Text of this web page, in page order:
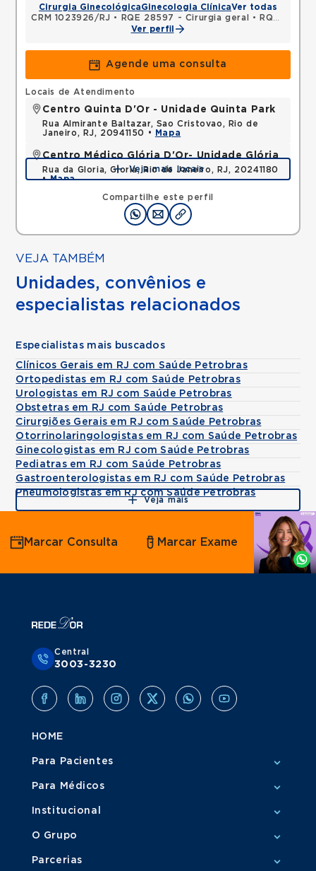
Cirurgia GinecológicaGinecologia ClínicaVer todas
CRM 1023926/RJ • RQE 28597 - Cirurgia geral •
RQE 42354 - Ginecologia e obstetrícia
Ver perfil
Agende uma consulta
Compartilhe este perfil
Locais de Atendimento
Centro Quinta D'Or - Unidade Quinta Park
Rua Almirante Baltazar, Sao Cristovao, Rio de
Janeiro, RJ, 20941150 •
Mapa
Centro Médico Glória D'Or- Unidade Glória
Rua da Gloria, Gloria, Rio de Janeiro, RJ, 20241180
•Mapa
Veja mais locais
VEJA TAMBÉM
Unidades, convênios e
especialistas relacionados
Especialistas mais buscados
Clínicos Gerais em RJ com Saúde Petrobras
Ortopedistas em RJ com Saúde Petrobras
Urologistas em RJ com Saúde Petrobras
Obstetras em RJ com Saúde Petrobras
Cirurgiões Gerais em RJ com Saúde Petrobras
Otorrinolaringologistas em RJ com Saúde Petrobras
Ginecologistas em RJ com Saúde Petrobras
Pediatras em RJ com Saúde Petrobras
Gastroenterologistas em RJ com Saúde Petrobras
Pneumologistas em RJ com Saúde Petrobras
Veja mais
Agende
por
Whatsapp
Marcar Consulta Marcar Exame
Central
3003-3230
HOME
Para Pacientes
Para Médicos
Institucional
O Grupo
Parcerias